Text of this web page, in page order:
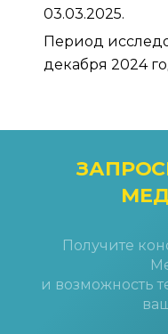
03.03.2025.
Период
декабря 2024
Получите
и возможность